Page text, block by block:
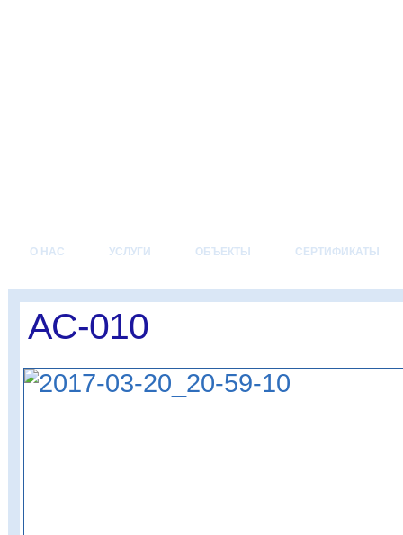
О НАС УСЛУГИ ОБЪЕКТЫ СЕРТИФИКАТЫ
AC-010